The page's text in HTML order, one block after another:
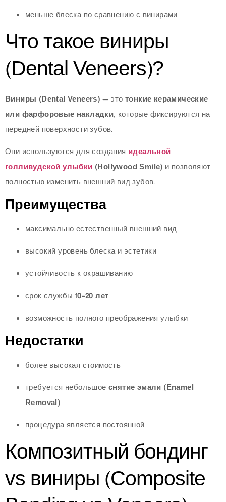
меньше блеска по сравнению с винирами
Что такое виниры
(Dental Veneers)?
Виниры (Dental Veneers) — этотонкие керамические
или фарфоровые накладки, которые фиксируются на
передней поверхности зубов.
Они используются для создания идеальной
голливудской улыбки(Hollywood Smile) и позволяют
полностью изменить внешний вид зубов.
Преимущества
максимально естественный внешний вид
высокий уровень блеска и эстетики
устойчивость к окрашиванию
срок службы 10–20 лет
возможность полного преображения улыбки
Недостатки
более высокая стоимость
требуется небольшое снятие эмали (Enamel
Removal)
процедура является постоянной
Композитный бондинг
vs виниры (Composite